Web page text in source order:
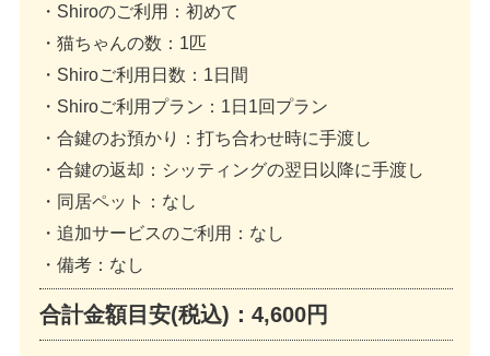
・Shiroのご利用 ：初めて
・猫ちゃんの数 ：1匹
・Shiroご利用日数 ：1日間
・Shiroご利用プラン ：1日1回プラン
・合鍵のお預かり
：打ち合わせ時に手渡し
・合鍵の返却 ：シッティングの翌日以降に手渡し
・同居ペット
：なし
・追加サービスのご利用 ：なし
・備考：なし
合計金額目安(税込)： 4,600円